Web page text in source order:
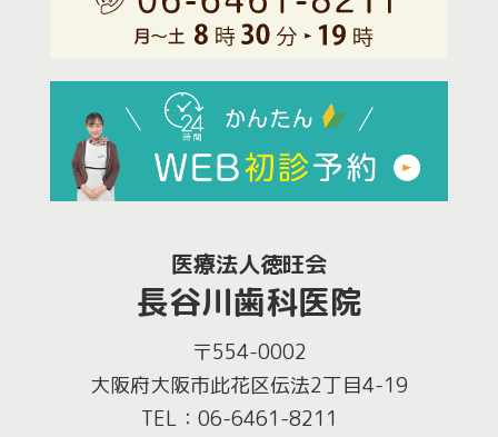
医療法人徳旺会
長谷川歯科医院
〒554-0002
大阪府大阪市此花区伝法2丁目4-19
TEL：06-6461-8211